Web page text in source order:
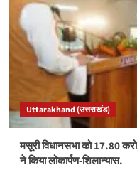
Uttarakhand (उत्तराखंड)
मसूरी विधानसभा को 17.80
ने किया लोकार्पण-शिलान्यास.